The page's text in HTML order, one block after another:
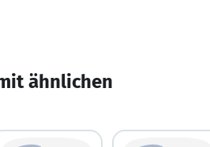
ähnlichen